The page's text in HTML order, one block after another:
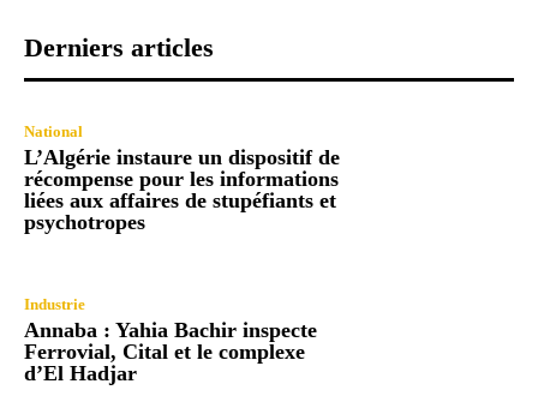
Derniers articles
National
L’Algérie instaure un dispositif de
récompense pour les informations
liées aux affaires de stupéfiants et
psychotropes
Industrie
Annaba : Yahia Bachir inspecte
Ferrovial, Cital et le complexe
d’El Hadjar